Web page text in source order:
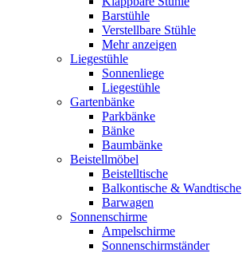
Barstühle
Verstellbare Stühle
Mehr anzeigen
Liegestühle
Sonnenliege
Liegestühle
Gartenbänke
Parkbänke
Bänke
Baumbänke
Beistellmöbel
Beistelltische
Balkontische & Wandtische
Barwagen
Sonnenschirme
Ampelschirme
Sonnenschirmständer